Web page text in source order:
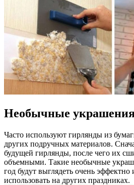
Необычные
Часто используют гирлянды из
других подручных материалов.
будущей гирлянды, после чего их
объемными. Такие необычные
год будут выглядеть очень
использовать на других праздниках.